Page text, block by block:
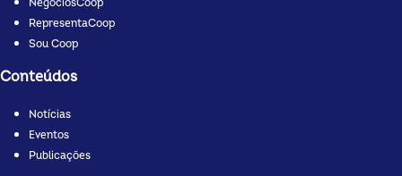
NegóciosCoop
RepresentaCoop
Sou Coop
Conteúdos
Notícias
Eventos
Publicações